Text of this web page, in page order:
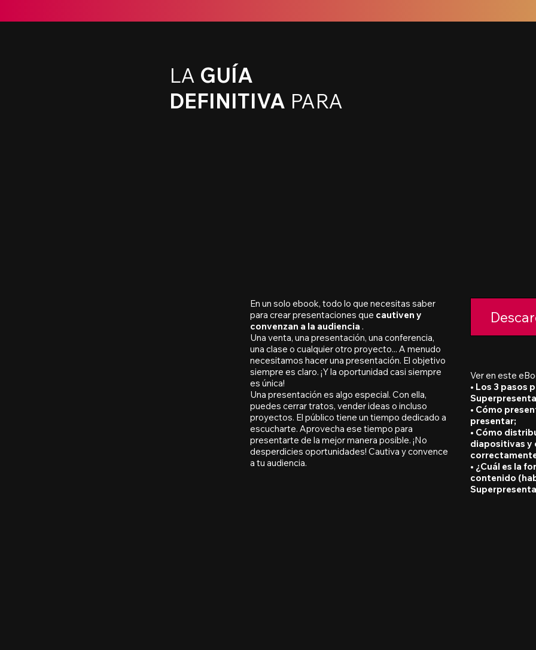
LA GUÍA
DEFINITIVA PARA
En un solo ebook, todo lo que necesitas saber
para crear presentaciones que cautiven y
convenzan a la audiencia .
Una venta, una presentación, una conferencia,
una clase o cualquier otro proyecto... A menudo
necesitamos hacer una presentación. El objetivo
siempre es claro. ¡Y la oportunidad casi siempre
es única!
Una presentación es algo especial. Con ella,
puedes cerrar tratos, vender ideas o incluso
proyectos. El público tiene un tiempo dedicado a
escucharte. Aprovecha ese tiempo para
presentarte de la mejor manera posible. ¡No
desperdicies oportunidades! Cautiva y convence
a tu audiencia.
Ver en este
• Los 3 pasos
• Cómo
presentar;
• Cómo
diapositivas y
• ¿Cuál es la
contenido